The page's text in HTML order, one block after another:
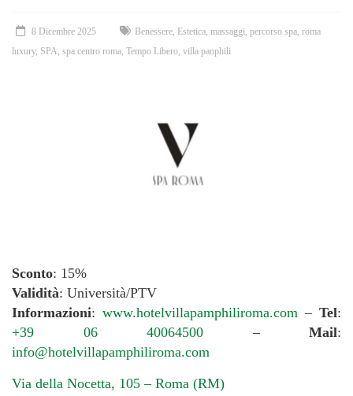
8 Dicembre 2025 Benessere Estetica massaggi percorso spa roma
luxury, SPA spa centro roma Tempo Libero villa panphili
Sconto: 15%
Validità: Università/PTV
Informazioni: www.hotelvillapamphiliroma.com – Tel:
+39 06 40064500 – Mail:
info@hotelvillapamphiliroma.com
Via della Nocetta, 105 – Roma (RM)